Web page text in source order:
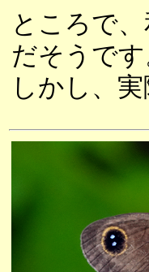
ところで
だそうです
しかし、